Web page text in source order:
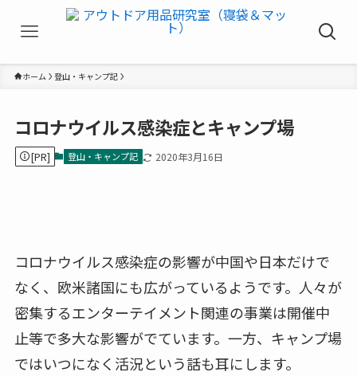
ホーム 登山・キャンプ記
コロナウイルス感染症とキャンプ場
[PR] 登山・キャンプ記 2020年3月16日
コロナウイルス感染症の影響が中国や日本だけで
なく、欧米諸国にも広がっているようです。人々が
密集するエンターテイメント関連の事業は開催中
止等で多大な影響がでています。一方、キャンプ場
ではいつになく活況という話も耳にします。